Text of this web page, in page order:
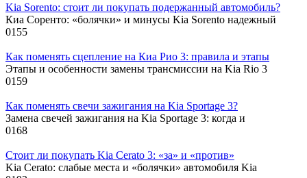
Kia Sorento: стоит ли покупать подержанный автомобиль?
Киа Соренто: «болячки» и минусы Kia Sorento надежный
0155
Как поменять сцепление на Киа Рио 3: правила и этапы
Этапы и особенности замены трансмиссии на Kia Rio 3
0159
Как поменять свечи зажигания на Kia Sportage 3?
Замена свечей зажигания на Kia Sportage 3: когда и
0168
Стоит ли покупать Kia Cerato 3: «за» и «против»
Kia Cerato: слабые места и «болячки» автомобиля Kia